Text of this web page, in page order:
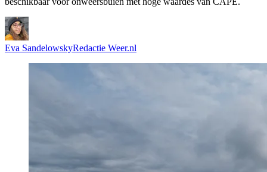
Eva SandelowskyRedactie Weer.nl